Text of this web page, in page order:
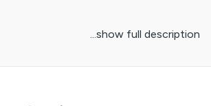
@mcare.esthetique...show full description